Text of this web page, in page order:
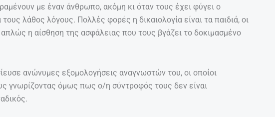
με έναν άνθρωπο, ακόμη κι όταν τους έχει φύγει ο
λάθος λόγους. Πολλές φορές η δικαιολογία είναι τα παιδιά, οι
απλώς η αίσθηση της ασφάλειας που τους βγάζει το δοκιμασμένο
ανώνυμες εξομολογήσεις αναγνωστών του, οι οποίοι
γνωρίζοντας όμως πως ο/η σύντροφός τους δεν είναι